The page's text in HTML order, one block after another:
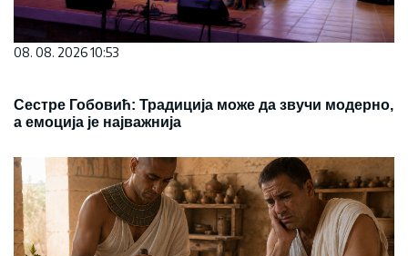
08. 08. 2026 10:53
Сестре Гобовић: Традиција може да звучи модерно,
а емоција је најважнија